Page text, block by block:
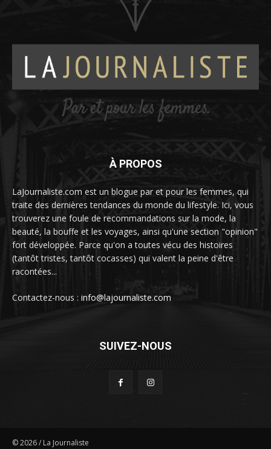
À PROPOS
LaJournaliste.com est un blogue par et pour les femmes, qui
traite des dernières tendances du monde du lifestyle. Ici, vous
trouverez une foule de recommandations sur la mode, la
beauté, la bouffe et les voyages, ainsi qu'une section "opinion"
fort développée. Parce qu'on a toutes vécu des histoires
(tantôt tristes, tantôt cocasses) qui valent la peine d'être
racontées...
Contactez-nous : info@lajournaliste.com
SUIVEZ-NOUS
©2026/ La Journaliste